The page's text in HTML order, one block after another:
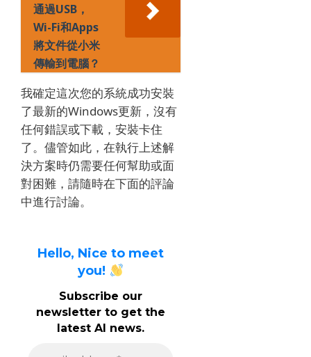
通過USB，
Wi-Fi和Apps
將文件從小米
傳輸到電腦？
我確定這次您的系統成功安裝
了最新的Windows更新，沒有
任何錯誤或下載，安裝卡住
了。 儘管如此，在執行上述解
決方案時仍需要任何幫助或面
對困難，請隨時在下面的評論
中進行討論。
Hello, Nice to meet
you!
Subscribe our
newsletter to get the
latest AI news.